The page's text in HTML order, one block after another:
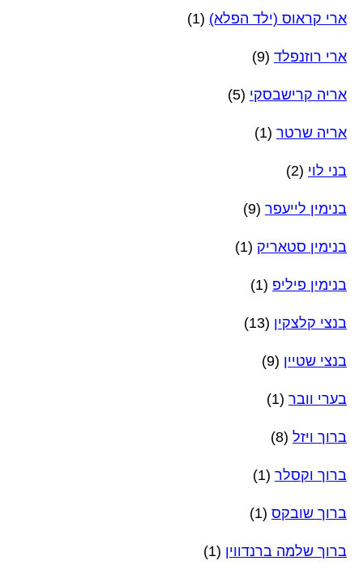
ארי קראוס (ילד הפלא) (1)
ארי רוזנפלד (9)
אריה קרישבסקי (5)
אריה שרטר (1)
בני לוי (2)
בנימין לייעפר (9)
בנימין סטאריק (1)
בנימין פיליפ (1)
בנצי קלצקין (13)
בנצי שטיין (9)
בערי וובר (1)
ברוך ויזל (8)
ברוך וקסלר (1)
ברוך שובקס (1)
ברוך שלמה ברנדווין (1)